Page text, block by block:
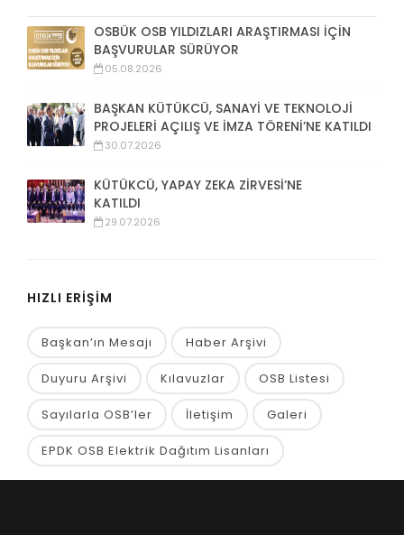
OSBÜK OSB YILDIZLARI ARAŞTIRMASI İÇİN
BAŞVURULAR SÜRÜYOR
05.08.2026
BAŞKAN KÜTÜKCÜ, SANAYİ VE TEKNOLOJİ
PROJELERİ AÇILIŞ VE İMZA TÖRENİ’NE KATILDI
30.07.2026
KÜTÜKCÜ, YAPAY ZEKA ZİRVESİ’NE
KATILDI
29.07.2026
HIZLI ERİŞİM
Başkan’ın Mesajı Haber Arşivi
Duyuru Arşivi Kılavuzlar OSB Listesi
Sayılarla OSB’ler İletişim Galeri
EPDK OSB Elektrik Dağıtım Lisanları